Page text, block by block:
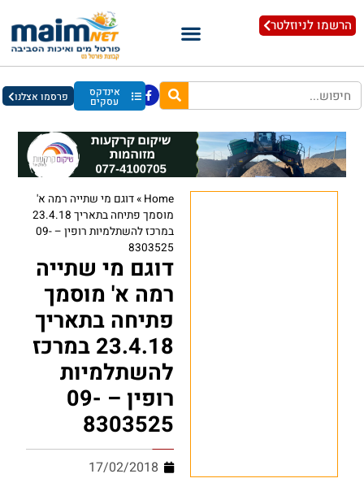
הרשמו לניוזלטר
אינדקס
עסקים פרסמו אצלנו
Home
»דוגם מי שתייה רמה א'
מוסמך פתיחה בתאריך 23.4.18
במרכז להשתלמיות רופין – 09-
8303525
דוגם מי שתייה
רמה א' מוסמך
פתיחה בתאריך
23.4.18 במרכז
להשתלמיות
רופין – 09-
8303525
17/02/2018